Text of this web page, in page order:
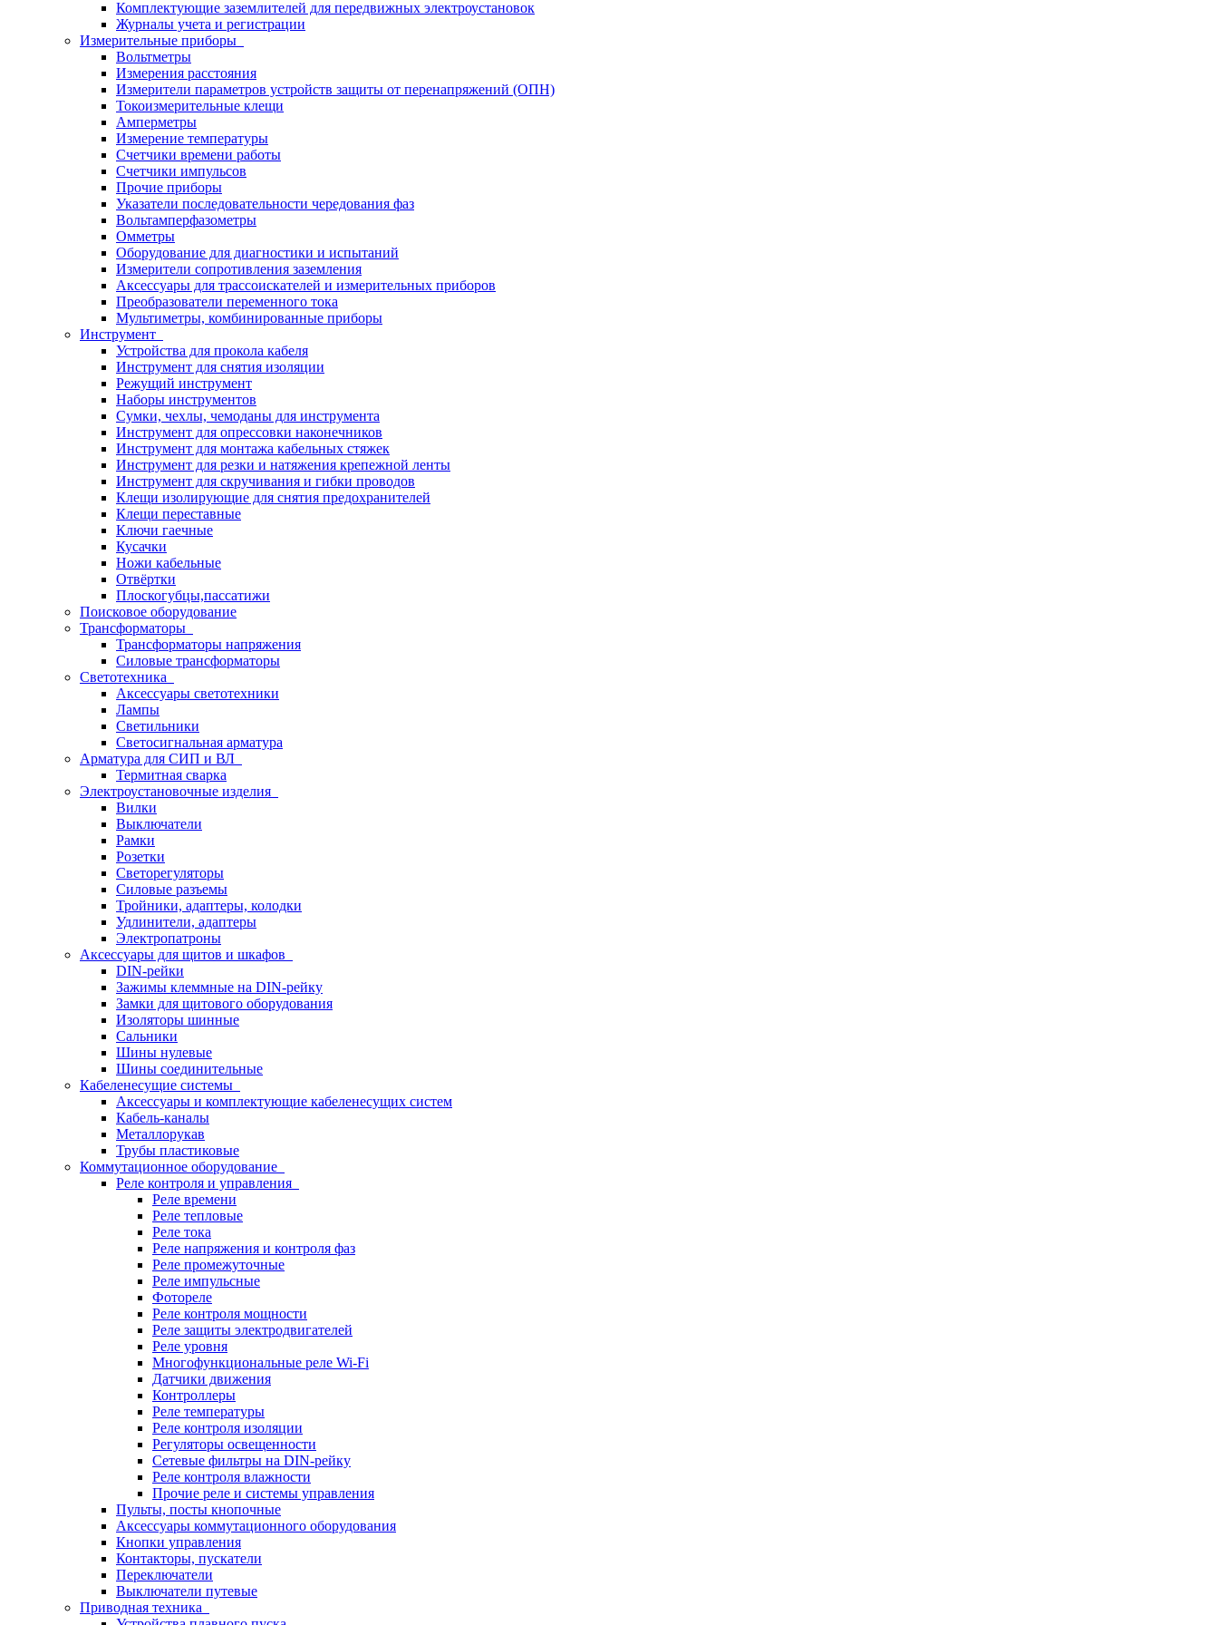
Комплектующие заземлителей для передвижных электроустановок
Журналы учета и регистрации
Измерительные приборы
Вольтметры
Измерения расстояния
Измерители параметров устройств защиты от перенапряжений (ОПН)
Токоизмерительные клещи
Амперметры
Измерение температуры
Счетчики времени работы
Счетчики импульсов
Прочие приборы
Указатели последовательности чередования фаз
Вольтамперфазометры
Омметры
Оборудование для диагностики и испытаний
Измерители сопротивления заземления
Аксессуары для трассоискателей и измерительных приборов
Преобразователи переменного тока
Мультиметры, комбинированные приборы
Инструмент
Устройства для прокола кабеля
Инструмент для снятия изоляции
Режущий инструмент
Наборы инструментов
Сумки, чехлы, чемоданы для инструмента
Инструмент для опрессовки наконечников
Инструмент для монтажа кабельных стяжек
Инструмент для резки и натяжения крепежной ленты
Инструмент для скручивания и гибки проводов
Клещи изолирующие для снятия предохранителей
Клещи переставные
Ключи гаечные
Кусачки
Ножи кабельные
Отвёртки
Плоскогубцы,пассатижи
Поисковое оборудование
Трансформаторы
Трансформаторы напряжения
Силовые трансформаторы
Светотехника
Аксессуары светотехники
Лампы
Светильники
Светосигнальная арматура
Арматура для СИП и ВЛ
Термитная сварка
Электроустановочные изделия
Вилки
Выключатели
Рамки
Розетки
Светорегуляторы
Силовые разъемы
Тройники, адаптеры, колодки
Удлинители, адаптеры
Электропатроны
Аксессуары для щитов и шкафов
DIN-рейки
Зажимы клеммные на DIN-рейку
Замки для щитового оборудования
Изоляторы шинные
Сальники
Шины нулевые
Шины соединительные
Кабеленесущие системы
Аксессуары и комплектующие кабеленесущих систем
Кабель-каналы
Металлорукав
Трубы пластиковые
Коммутационное оборудование
Реле контроля и управления
Реле времени
Реле тепловые
Реле тока
Реле напряжения и контроля фаз
Реле промежуточные
Реле импульсные
Фотореле
Реле контроля мощности
Реле защиты электродвигателей
Реле уровня
Многофункциональные реле Wi-Fi
Датчики движения
Контроллеры
Реле температуры
Реле контроля изоляции
Регуляторы освещенности
Сетевые фильтры на DIN-рейку
Реле контроля влажности
Прочие реле и системы управления
Пульты, посты кнопочные
Аксессуары коммутационного оборудования
Кнопки управления
Контакторы, пускатели
Переключатели
Выключатели путевые
Приводная техника